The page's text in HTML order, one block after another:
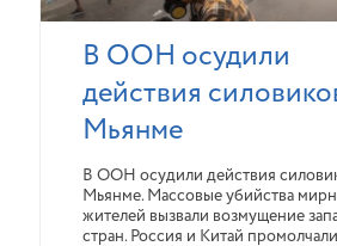
В ООН осудили
действия
Мьянме
В ООН осудили действия
Мьянме. Массовые убийства
жителей вызвали возмущение
стран. Россия и Китай